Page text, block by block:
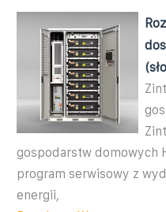
gospodarstw domowych
program serwisowy z
energii,